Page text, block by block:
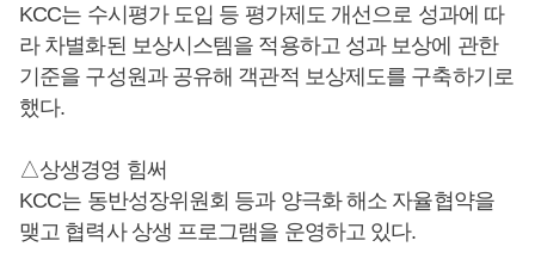
KCC는 수시평가 도입 등 평가제도 개선으로 성과에 따
라 차별화된 보상시스템을 적용하고 성과 보상에 관한
기준을 구성원과 공유해 객관적 보상제도를 구축하기로
했다.
△상생경영 힘써
KCC는 동반성장위원회 등과 양극화 해소 자율협약을
맺고 협력사 상생 프로그램을 운영하고 있다.